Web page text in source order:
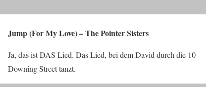
Jump (For My Love) – The Pointer Sisters
Ja, das ist DAS Lied. Das Lied, bei dem David durch die 10
Downing Street tanzt.